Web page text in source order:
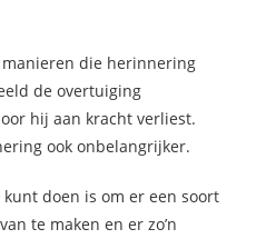
die herinnering
de overtuiging
hij aan kracht verliest.
ook onbelangrijker.
doen is om er een soort
te maken en er zo’n